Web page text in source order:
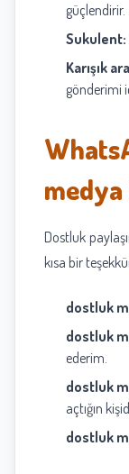
güçlendirir.
Sukulent:
Karışık
gönderimi
medya
Dostluk
kısa bir
dostluk
dostluk
ederim.
dostluk
açtığın
dostluk